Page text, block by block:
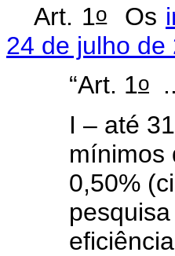
Art. 1oOs
24 de julho de
“Art. 1o
I – até
mínimos
0,50%